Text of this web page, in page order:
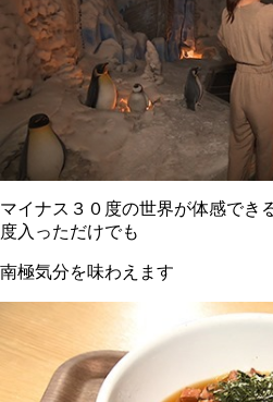
マイナス３０度の世界が体感でき
度入っただけでも
南極気分を味わえます